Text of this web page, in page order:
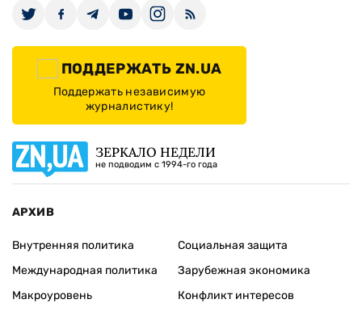
ПОДДЕРЖАТЬ ZN.UA
Поддержать независимую
журналистику!
ЗЕРКАЛО НЕДЕЛИ
не подводим с 1994-го года
АРХИВ
Внутренняя политика
Международная политика
Макроуровень
Социальная защита
Зарубежная экономика
Конфликт интересов